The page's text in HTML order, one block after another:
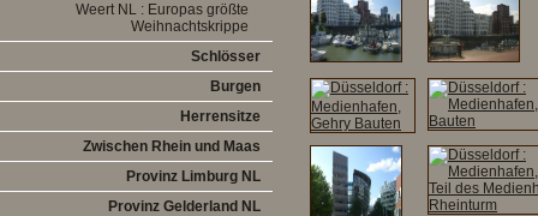
Weert NL : Europas größte
Weihnachtskrippe
Schlösser
Burgen
Herrensitze
Zwischen Rhein und Maas
Provinz Limburg NL
Provinz Gelderland NL